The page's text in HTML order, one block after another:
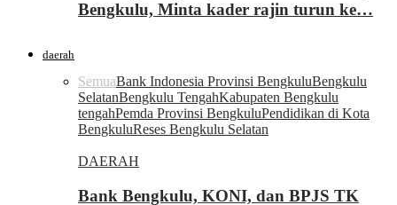
Bengkulu, Minta kader rajin turun ke…
daerah
SemuaBank Indonesia Provinsi BengkuluBengkulu
SelatanBengkulu TengahKabupaten Bengkulu
tengahPemda Provinsi BengkuluPendidikan di Kota
BengkuluReses Bengkulu Selatan
DAERAH
Bank Bengkulu, KONI, dan BPJS TK